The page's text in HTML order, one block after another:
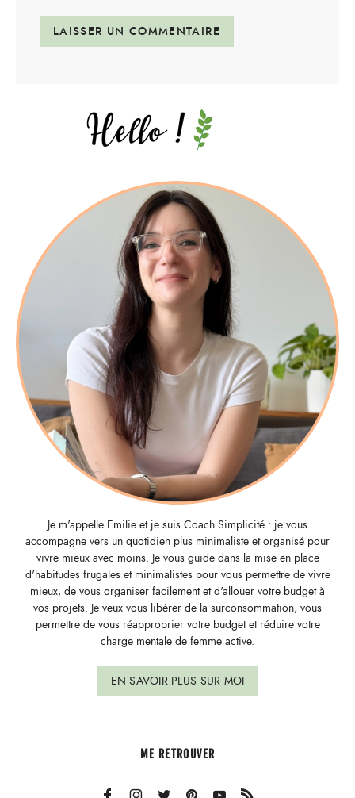
Je m'appelle Emilie et je suis Coach Simplicité : je vous
accompagne vers un quotidien plus minimaliste et organisé pour
vivre mieux avec moins. Je vous guide dans la mise en place
d'habitudes frugales et minimalistes pour vous permettre de vivre
mieux, de vous organiser facilement et d'allouer votre budget à
vos projets. Je veux vous libérer de la surconsommation, vous
permettre de vous réapproprier votre budget et réduire votre
charge mentale de femme active.
EN SAVOIR PLUS SUR MOI
ME RETROUVER